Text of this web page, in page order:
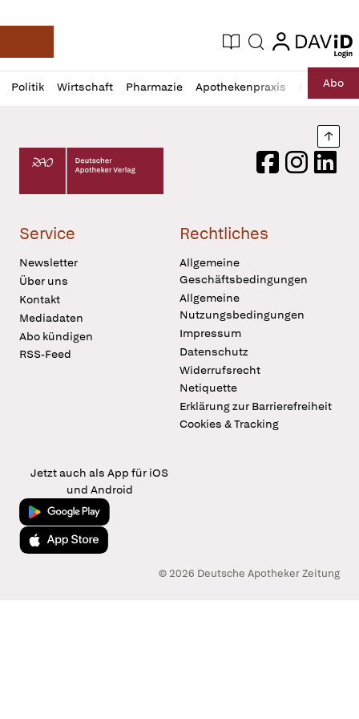
Deutsche Apotheker Zeitung
Aktuelle Ausgabe
Suche login
login
Politik Wirtschaft Pharmazie Apothekenpraxis RechtAbo
Profil
öffnen
Daz
Pur
Deutscher Apotheker Verlag Logo
FacebookInstagram
Service
Newsletter
Über uns
Kontakt
Mediadaten
Abo kündigen
RSS-Feed
Rechtliches
Allgemeine
Geschäftsbedingungen
Allgemeine
Nutzungsbedingungen
Impressum
Datenschutz
Widerrufsrecht
Netiquette
Erklärung zur Barrierefreiheit
Cookies & Tracking
Jetzt auch als App für iOS
und Android
Jetzt bei Google Play
Laden im App Store
© 2026 Deutsche Apotheker Zeitung